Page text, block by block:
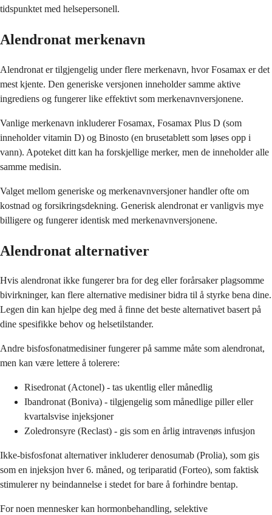
tidspunktet med helsepersonell.
Alendronat merkenavn
Alendronat er tilgjengelig under flere merkenavn, hvor Fosamax er det
mest kjente. Den generiske versjonen inneholder samme aktive
ingrediens og fungerer like effektivt som merkenavnversjonene.
Vanlige merkenavn inkluderer Fosamax, Fosamax Plus D (som
inneholder vitamin D) og Binosto (en brusetablett som løses opp i
vann). Apoteket ditt kan ha forskjellige merker, men de inneholder alle
samme medisin.
Valget mellom generiske og merkenavnversjoner handler ofte om
kostnad og forsikringsdekning. Generisk alendronat er vanligvis mye
billigere og fungerer identisk med merkenavnversjonene.
Alendronat alternativer
Hvis alendronat ikke fungerer bra for deg eller forårsaker plagsomme
bivirkninger, kan flere alternative medisiner bidra til å styrke bena dine.
Legen din kan hjelpe deg med å finne det beste alternativet basert på
dine spesifikke behov og helsetilstander.
Andre bisfosfonatmedisiner fungerer på samme måte som alendronat,
men kan være lettere å tolerere:
Risedronat (Actonel) - tas ukentlig eller månedlig
Ibandronat (Boniva) - tilgjengelig som månedlige piller eller
kvartalsvise injeksjoner
Zoledronsyre (Reclast) - gis som en årlig intravenøs infusjon
Ikke-bisfosfonat alternativer inkluderer denosumab (Prolia), som gis
som en injeksjon hver 6. måned, og teriparatid (Forteo), som faktisk
stimulerer ny beindannelse i stedet for bare å forhindre bentap.
For noen mennesker kan hormonbehandling, selektive